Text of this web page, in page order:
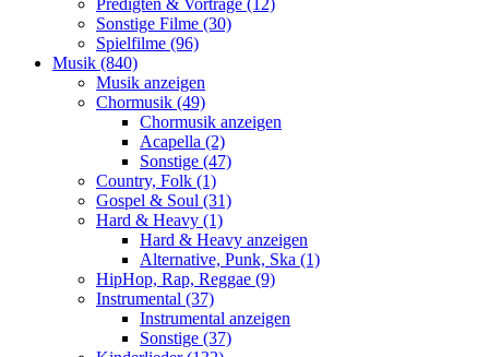
Sonstige Filme (30)
Spielfilme (96)
Musik (840)
Musik anzeigen
Chormusik (49)
Chormusik anzeigen
Acapella (2)
Sonstige (47)
Country, Folk (1)
Gospel & Soul (31)
Hard & Heavy (1)
Hard & Heavy anzeigen
Alternative, Punk, Ska (1)
HipHop, Rap, Reggae (9)
Instrumental (37)
Instrumental anzeigen
Sonstige (37)